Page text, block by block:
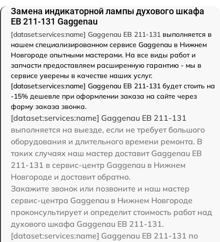
Замена индикаторной лампы духового шкафа
EB 211-131 Gaggenau
[dataset:services:name] Gaggenau EB 211-131 выполняется в
нашем специализированном сервисе Gaggenau в Нижнем
Новгороде опытными мастерами. На все виды работ и
запчасти предоставляем расширенную гарантию - мы в
сервисе уверены в качестве наших услуг.
[dataset:services:name] Gaggenau EB 211-131 будет стоить на
-15% дешевле при оформлении заказа на сайте через
форму заказа звонка.
[dataset:services:name] Gaggenau EB 211-131
выполняется на выезде, если не требует большого
оборудования и длительного времени ремонта. В
таких случаях наш мастер доставит Gaggenau EB
211-131 в сервис-центр Gaggenau в Нижнем
Новгороде и доставит обратно.
Закажите звонок или позвоните и наш мастер
сервис-центра Gaggenau в Нижнем Новгороде
проконсультирует и определит стоимость работ над
духового шкафа Gaggenau EB 211-131.
[dataset:services:name] Gaggenau EB 211-131 по